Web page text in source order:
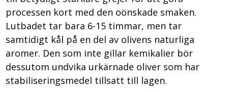
processen kort med den oönskade smaken.
Lutbadet tar bara 6-15 timmar, men tar
samtidigt kål på en del av olivens naturliga
aromer. Den som inte gillar kemikalier bör
dessutom undvika urkärnade oliver som har
stabiliseringsmedel tillsatt till lagen.